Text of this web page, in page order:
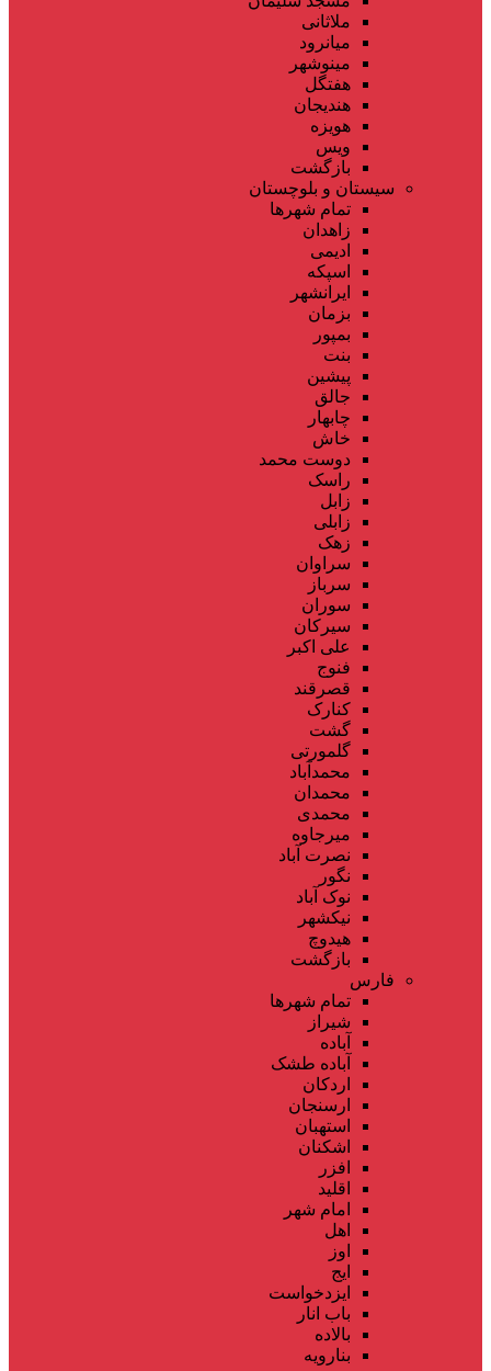
ملاثانی
میانرود
مینوشهر
هفتگل
هندیجان
هویزه
ویس
بازگشت
سیستان و بلوچستان
تمام شهر‌ها
زاهدان
ادیمی
اسپکه
ایرانشهر
بزمان
بمپور
بنت
پیشین
جالق
چابهار
خاش
دوست محمد
راسک
زابل
زابلی
زهک
سراوان
سرباز
سوران
سیرکان
علی اکبر
فنوج
قصرقند
کنارک
گشت
گلمورتی
محمدآباد
محمدان
محمدی
میرجاوه
نصرت آباد
نگور
نوک آباد
نیکشهر
هیدوچ
بازگشت
فارس
تمام شهر‌ها
شیراز
آباده
آباده طشک
اردکان
ارسنجان
استهبان
اشکنان
افزر
اقلید
امام شهر
اهل
اوز
ایج
ایزدخواست
باب انار
بالاده
بنارویه